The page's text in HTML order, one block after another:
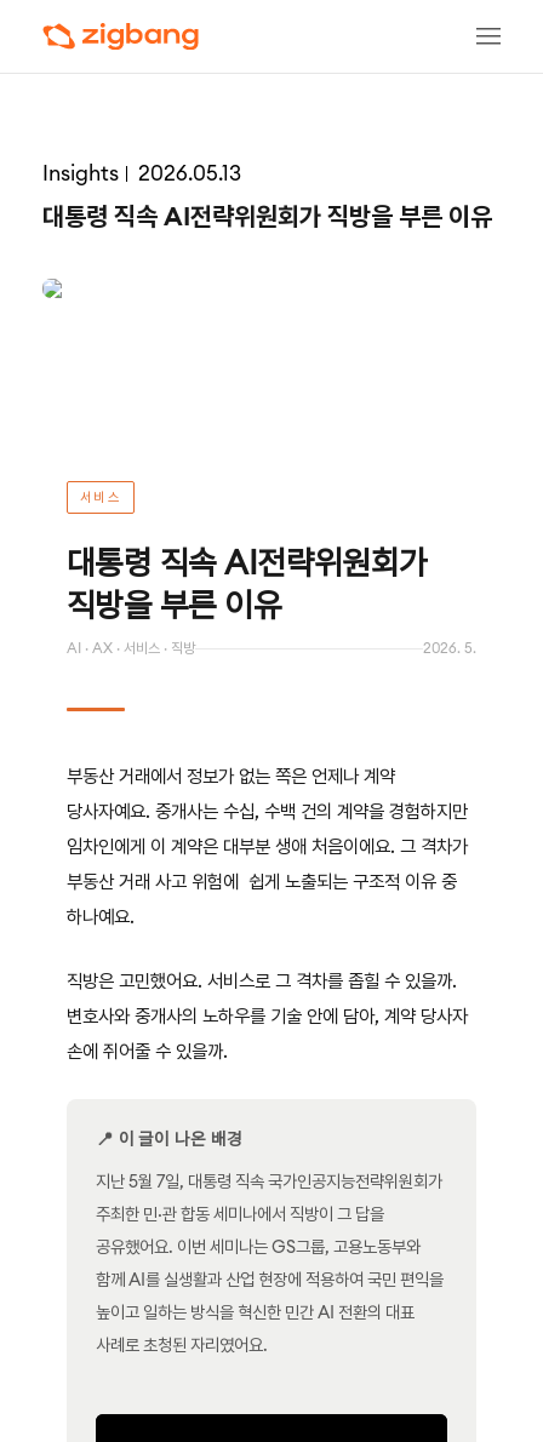
Insights 2026.05.13
대통령 직속 AI전략위원회가 직방을 부른 이유
서비스
대통령 직속 AI전략위원회가
직방을 부른 이유
AI · AX · 서비스 · 직방 2026. 5.
부동산 거래에서 정보가 없는 쪽은 언제나 계약
당사자예요. 중개사는 수십, 수백 건의 계약을 경험하지만
임차인에게 이 계약은 대부분 생애 처음이에요. 그 격차가
부동산 거래 사고 위험에 쉽게 노출되는 구조적 이유 중
하나예요.
직방은 고민했어요. 서비스로 그 격차를 좁힐 수 있을까.
변호사와 중개사의 노하우를 기술 안에 담아, 계약 당사자
손에 쥐어줄 수 있을까.
📍 이 글이 나온 배경
지난 5월 7일, 대통령 직속 국가인공지능전략위원회가
주최한 민·관 합동 세미나에서 직방이 그 답을
공유했어요. 이번 세미나는 GS그룹, 고용노동부와
함께 AI를 실생활과 산업 현장에 적용하여 국민 편익을
높이고 일하는 방식을 혁신한 민간 AI 전환의 대표
사례로 초청된 자리였어요.